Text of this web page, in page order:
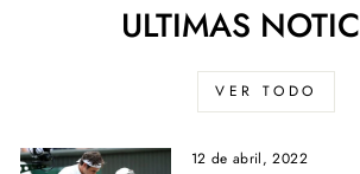
ULTIMAS
VER TODO
12 de abril, 2022